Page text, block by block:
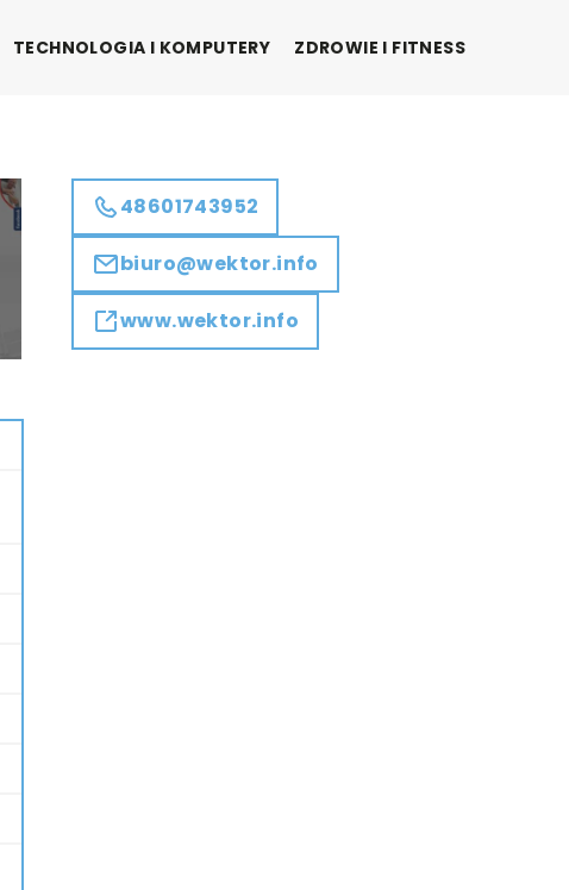
TECHNOLOGIA I KOMPUTERY ZDROWIE I FITNESS
48601743952
biuro@wektor.info
www.wektor.info